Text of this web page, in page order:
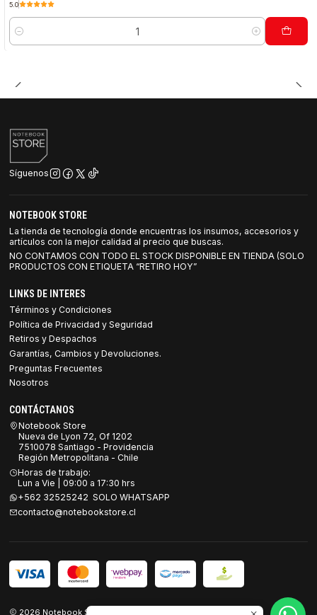
5.0
Cantidad
Síguenos
NOTEBOOK STORE
La tienda de tecnología donde encuentras los insumos, accesorios y
artículos con la mejor calidad al precio que buscas.
NO CONTAMOS CON TODO EL STOCK DISPONIBLE EN TIENDA (SOLO
PRODUCTOS CON ETIQUETA “RETIRO HOY”
LINKS DE INTERES
Términos y Condiciones
Política de Privacidad y Seguridad
Retiros y Despachos
Garantías, Cambios y Devoluciones.
Preguntas Frecuentes
Nosotros
CONTÁCTANOS
Notebook Store
Nueva de Lyon 72, Of 1202
7510078 Santiago - Providencia
Región Metropolitana - Chile
Horas de trabajo:
Lun a Vie | 09:00 a 17:30 hrs
+562 32525242 SOLO WHATSAPP
contacto@notebookstore.cl
2026 Notebook Store.